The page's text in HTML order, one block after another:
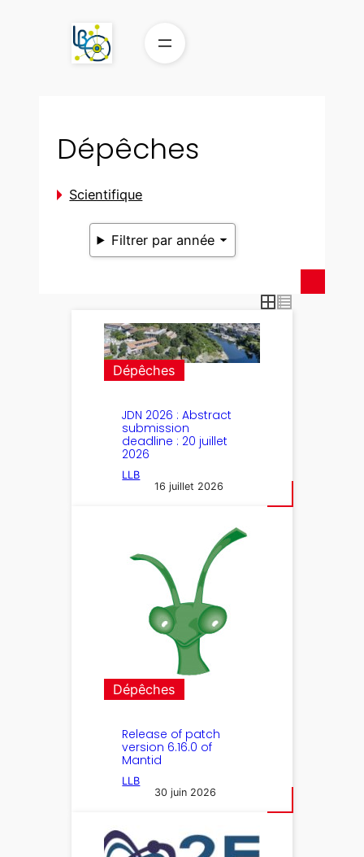
Dépêches
Scientifique
Filtrer par année
Dépêches
JDN 2026 : Abstract
submission
deadline : 20 juillet
2026
LLB
16 juillet 2026
Dépêches
Release of patch
version 6.16.0 of
Mantid
LLB
30 juin 2026